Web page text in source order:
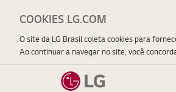
COOKIES LG.COM
O site da LG Brasil coleta cookies para
Ao continuar a navegar no site, você